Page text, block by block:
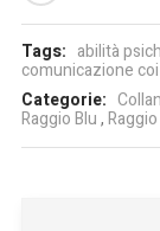
Tags: abilità
comunicazione
Categorie:
Raggio Blu,